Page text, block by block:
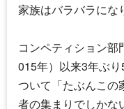
家族はバラバラに
コンペティション
015年）以来3年ぶ
ついて「たぶんこの
者の集まりでしかな